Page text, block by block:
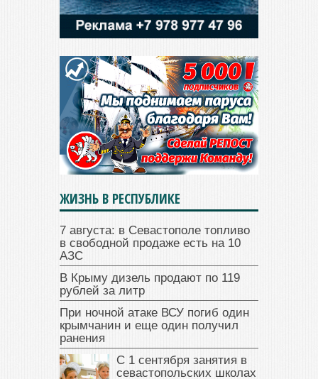
ЖИЗНЬ В РЕСПУБЛИКЕ
7 августа: в Севастополе топливо
в свободной продаже есть на 10
АЗС
В Крыму дизель продают по 119
рублей за литр
При ночной атаке ВСУ погиб один
крымчанин и еще один получил
ранения
С 1 сентября занятия в
севастопольских школах